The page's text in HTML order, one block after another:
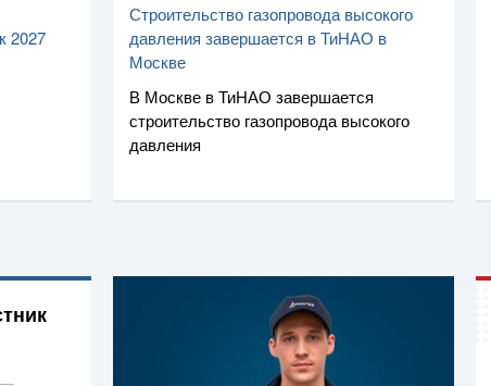
2027
Строительство газопровода высокого
давления завершается в ТиНАО в
Москве
В Москве в ТиНАО завершается
строительство газопровода высокого
давления